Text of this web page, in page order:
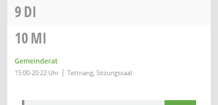
9DI
10MI
Gemeinderat
15:00-20:22 Uhr Tettnang, Sitzungssaal